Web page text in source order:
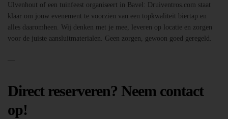
Ulvenhout of een tuinfeest organiseert in Bavel: Druiventros.com staat
klaar om jouw evenement te voorzien van een topkwaliteit biertap en
alles daaromheen. Wij denken met je mee, leveren op locatie en zorgen
voor de juiste aansluitmaterialen. Geen zorgen, gewoon goed geregeld.
—
Direct reserveren? Neem contact
op!